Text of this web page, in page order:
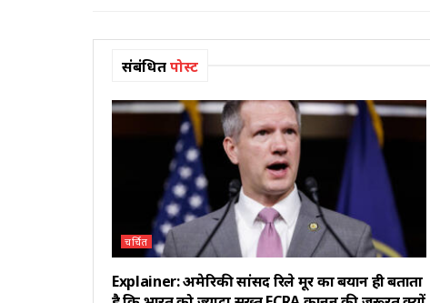
संबंधितपोस्ट
चर्चित
Explainer: अमेरिकी सांसद रिले मूर का बयान ही बताता